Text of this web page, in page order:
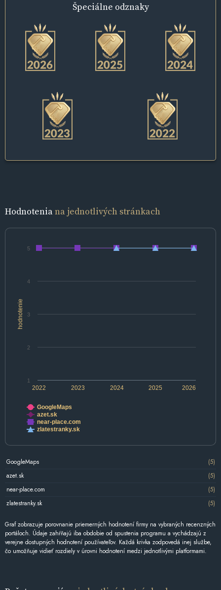
Špeciálne odznaky
Hodnoteniana jednotlivých stránkach
hodnotenie
2022 2024 2026
2023 2025
1
2
3
4
5
GoogleMaps
azet.sk
near-place.com
zlatestranky.sk
GoogleMaps
(5)
azet.sk
(5)
near-place.com
(5)
zlatestranky.sk
(5)
Graf zobrazuje porovnanie priemerných hodnotení firmy na vybraných recenzných
portáloch. Údaje zahŕňajú iba obdobie od spustenia programu a vychádzajú z
verejne dostupných hodnotení používateľov. Každá krivka zodpovedá inej službe,
čo umožňuje vidieť rozdiely v úrovni hodnotení medzi jednotlivými platformami.